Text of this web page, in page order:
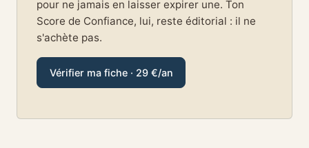
pour ne jamais en laisser expirer une. Ton
Score de Confiance, lui, reste éditorial : il ne
s'achète pas.
Vérifier ma fiche · 29 €/an